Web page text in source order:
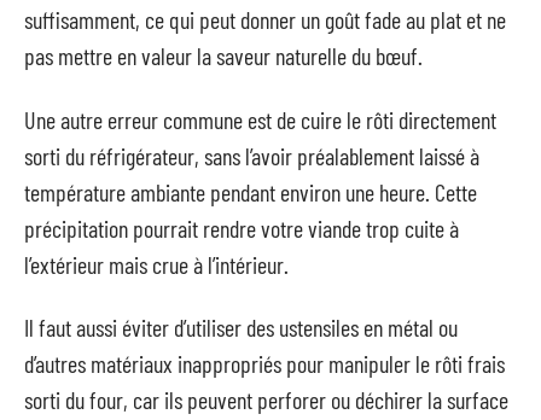
suffisamment, ce qui peut donner un goût fade au plat et ne
pas mettre en valeur la saveur naturelle du bœuf.
Une autre erreur commune est de cuire le rôti directement
sorti du réfrigérateur, sans l’avoir préalablement laissé à
température ambiante pendant environ une heure. Cette
précipitation pourrait rendre votre viande trop cuite à
l’extérieur mais crue à l’intérieur.
Il faut aussi éviter d’utiliser des ustensiles en métal ou
d’autres matériaux inappropriés pour manipuler le rôti frais
sorti du four, car ils peuvent perforer ou déchirer la surface